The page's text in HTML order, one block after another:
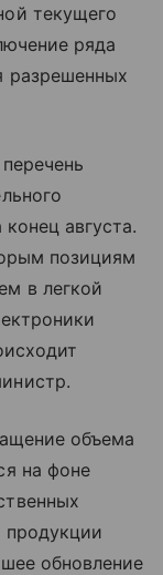
текущего
ряда
разрешенных
августа.
позициям
в легкой
объема
на фоне
продукции
обновление